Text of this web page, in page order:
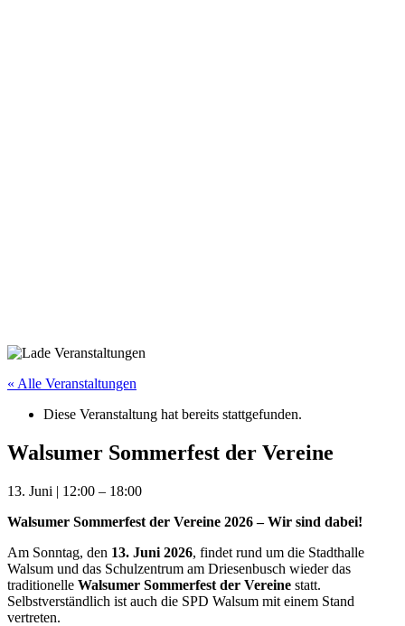
« Alle Veranstaltungen
Diese Veranstaltung hat bereits stattgefunden.
Walsumer Sommerfest der Vereine
13. Juni | 12:00 – 18:00
Walsumer Sommerfest der Vereine 2026 – Wir sind dabei!
Am Sonntag, den 13. Juni 2026, findet rund um die Stadthalle
Walsum und das Schulzentrum am Driesenbusch wieder das
traditionelle Walsumer Sommerfest der Vereine statt.
Selbstverständlich ist auch die SPD Walsum mit einem Stand
vertreten.